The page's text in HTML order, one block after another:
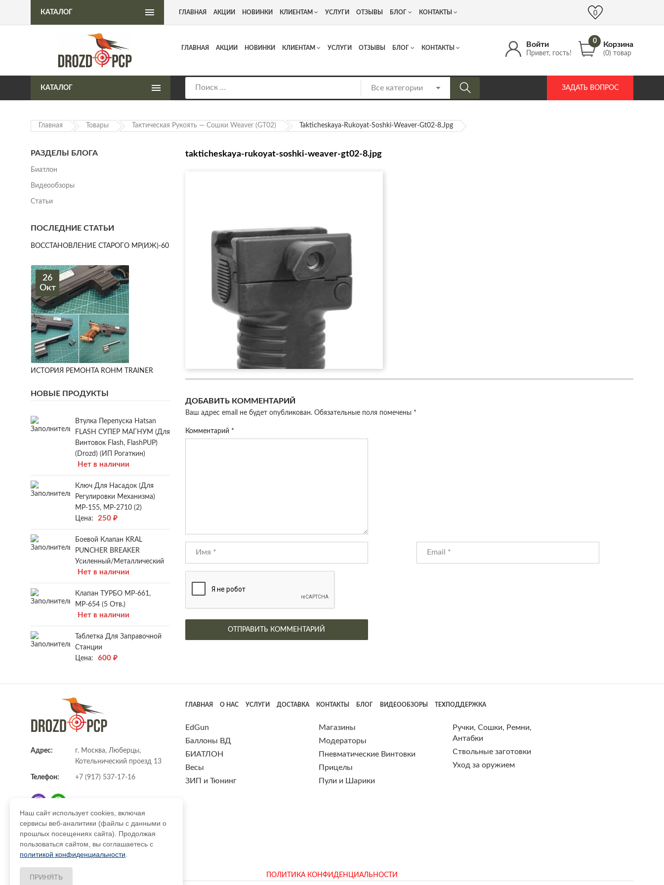
Интернет-магазин пневматического оружия Адрес: г. Москва, Люберцы, Котельнический проезд 13 +7 (917) 537 17 16 info@DrozdPcp.ru
Войти
Привет, гость!
0 Корзина
(0) товар
ГЛАВНАЯ АКЦИИ НОВИНКИ КЛИЕНТАМ УСЛУГИ ОТЗЫВЫ БЛОГ КОНТАКТЫ
КАТАЛОГ ЗАДАТЬ ВОПРОС
КАТАЛОГ ГЛАВНАЯ АКЦИИ НОВИНКИ КЛИЕНТАМ УСЛУГИ ОТЗЫВЫ БЛОГ КОНТАКТЫ 0
Главная Товары Тактическая Рукоять — Сошки Weaver (GT02) Takticheskaya-Rukoyat-Soshki-Weaver-Gt02-8.jpg
takticheskaya-rukoyat-soshki-weaver-gt02-8.jpg
ДОБАВИТЬ КОММЕНТАРИЙ
Ваш адрес email не будет опубликован. Обязательные поля помечены *
Комментарий *
РАЗДЕЛЫ БЛОГА
Биатлон
Видеообзоры
Статьи
ПОСЛЕДНИЕ СТАТЬИ
ВОССТАНОВЛЕНИЕ СТАРОГО МР(ИЖ)-60
26
Окт
ИСТОРИЯ РЕМОНТА ROHM TRAINER
НОВЫЕ ПРОДУКТЫ
Втулка Перепуска Hatsan
FLASH СУПЕР МАГНУМ (для
Винтовок Flash, FlashPUP)
(Drozd) (ИП Рогаткин)
Нет в наличии
Ключ Для Насадок (для
Регулировки Механизма)
МР-155, МР-2710 (2)
Цена:
250 ₽
Боевой Клапан KRAL
PUNCHER BREAKER
Усиленный/металлический
Нет в наличии
Клапан ТУРБО МР-661,
МР-654 (5 Отв.)
Нет в наличии
Таблетка Для Заправочной
Станции
Цена:
600 ₽
Адрес:
г. Москва, Люберцы,
Котельнический проезд 13
Телефон: +7 (917) 537-17-16
E-mail: info@DrozdPcp.ru
ГЛАВНАЯ О НАС УСЛУГИ ДОСТАВКА КОНТАКТЫ БЛОГ ВИДЕООБЗОРЫ ТЕХПОДДЕРЖКА
EdGun
Баллоны ВД
БИАТЛОН
Весы
ЗИП и Тюнинг
Магазины
Модераторы
Пневматические Винтовки
Прицелы
Пули и Шарики
Ручки, Сошки, Ремни,
Антабки
Ствольные заготовки
Уход за оружием
ПОЛИТИКА КОНФИДЕНЦИАЛЬНОСТИ
Наш сайт использует cookies, включая
сервисы веб-аналитики (файлы с данными о
прошлых посещениях сайта). Продолжая
пользоваться сайтом, вы соглашаетесь с
политикой конфиденциальности
ПРИНЯТЬ